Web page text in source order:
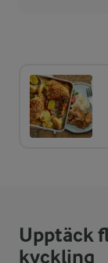
Fett:
47,2 %
39,9 g
Upptäck
kyckling